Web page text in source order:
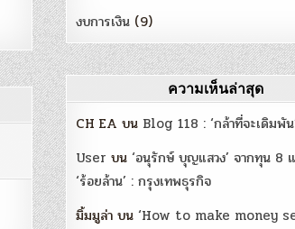
งบการเงิน (9)
ความเห็นล่าสุด
CH EA บน Blog 118 : ‘กล้าที่จะเดิมพัน
User บน‘อนุรักษ์ บุญแสวง’ จากทุน 8
‘ร้อยล้าน’ : กรุงเทพธุรกิจ
มิ้มมูล่า บน‘How to make money